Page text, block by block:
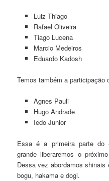
Luiz Thiago
Rafael Oliveira
Tiago Lucena
Marcio Medeiros
Eduardo Kadosh
Temos também a participação
Agnes Pauli
Hugo Andrade
Iedo Junior
Essa é a primeira parte do
grande liberaremos o
Dessa vez abordamos
bogu, hakama e dogi.